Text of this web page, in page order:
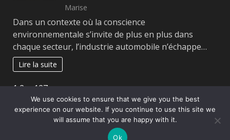
Marise
Dans un contexte où la conscience
environnementale s’invite de plus en plus dans
chaque secteur, l’industrie automobile n’échappe…
Lire la suite
Page:
12…127Next
»
Copyright © All rights reserved.|DarkNews
themes
We use cookies to ensure that we give you the best
experience on our website. If you continue to use this site we
will assume that you are happy with it.
Ok